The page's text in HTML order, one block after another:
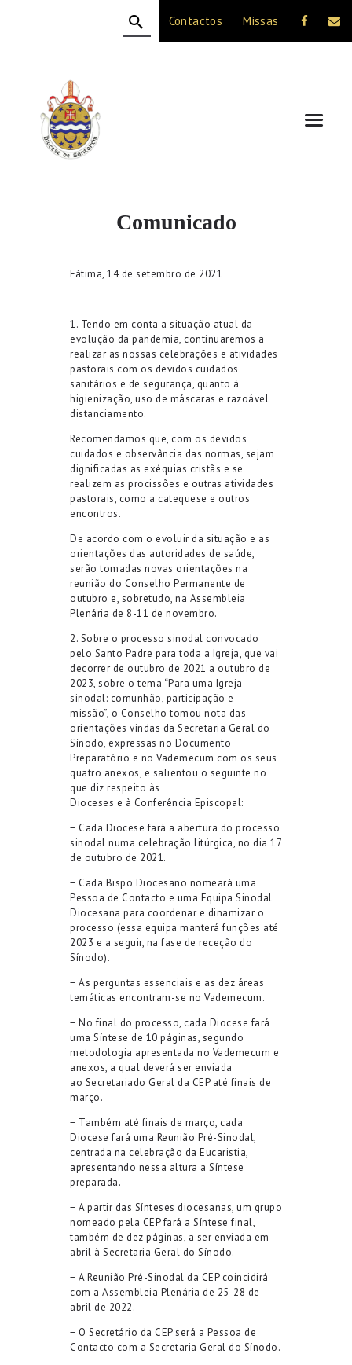
Contactos Missas
Comunicado
A DIOCESE
CELEBRAÇÃO
VIDA CRISTÃ
NOTÍCIAS
Fátima, 14 de setembro de 2021
1. Tendo em conta a situação atual da
evolução da pandemia, continuaremos a
realizar as nossas celebrações e atividades
pastorais com os devidos cuidados
sanitários e de segurança, quanto à
higienização, uso de máscaras e razoável
distanciamento.
Recomendamos que, com os devidos
cuidados e observância das normas, sejam
dignificadas as exéquias cristãs e se
realizem as procissões e outras atividades
pastorais, como a catequese e outros
encontros.
De acordo com o evoluir da situação e as
orientações das autoridades de saúde,
serão tomadas novas orientações na
reunião do Conselho Permanente de
outubro e, sobretudo, na Assembleia
Plenária de 8-11 de novembro.
2. Sobre o processo sinodal convocado
pelo Santo Padre para toda a Igreja, que vai
decorrer de outubro de 2021 a outubro de
2023, sobre o tema “Para uma Igreja
sinodal: comunhão, participação e
missão”, o Conselho tomou nota das
orientações vindas da Secretaria Geral do
Sínodo, expressas no Documento
Preparatório e no Vademecum com os seus
quatro anexos, e salientou o seguinte no
que diz respeito às
Dioceses e à Conferência Episcopal:
− Cada Diocese fará a abertura do processo
sinodal numa celebração litúrgica, no dia 17
de outubro de 2021.
− Cada Bispo Diocesano nomeará uma
Pessoa de Contacto e uma Equipa Sinodal
Diocesana para coordenar e dinamizar o
processo (essa equipa manterá funções até
2023 e a seguir, na fase de receção do
Sínodo).
− As perguntas essenciais e as dez áreas
temáticas encontram-se no Vademecum.
− No final do processo, cada Diocese fará
uma Síntese de 10 páginas, segundo
metodologia apresentada no Vademecum e
anexos, a qual deverá ser enviada
ao Secretariado Geral da CEP até finais de
março.
− Também até finais de março, cada
Diocese fará uma Reunião Pré-Sinodal,
centrada na celebração da Eucaristia,
apresentando nessa altura a Síntese
preparada.
− A partir das Sínteses diocesanas, um grupo
nomeado pela CEP fará a Síntese final,
também de dez páginas, a ser enviada em
abril à Secretaria Geral do Sínodo.
− A Reunião Pré-Sinodal da CEP coincidirá
com a Assembleia Plenária de 25-28 de
abril de 2022.
− O Secretário da CEP será a Pessoa de
Contacto com a Secretaria Geral do Sínodo.